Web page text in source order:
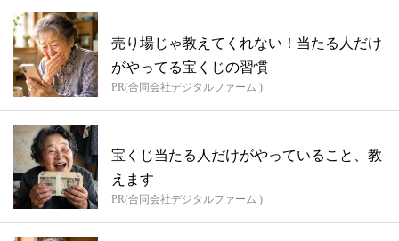
売り場じゃ教えてくれない！当たる人だけ
がやってる宝くじの習慣
PR(合同会社デジタルファーム )
宝くじ当たる人だけがやっていること、教
えます
PR(合同会社デジタルファーム )